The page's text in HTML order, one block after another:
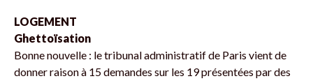
LOGEMENT
Ghettoïsation
Bonne nouvelle : le tribunal administratif de Paris vient de
donner raison à 15 demandes sur les 19 présentées par des